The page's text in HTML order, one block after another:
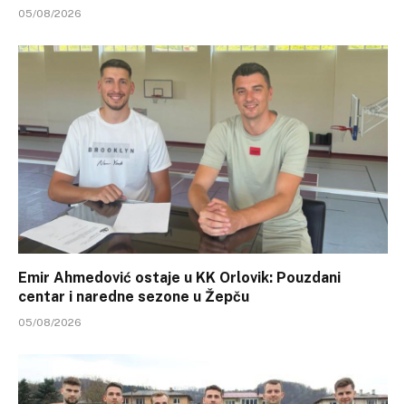
05/08/2026
Emir Ahmedović ostaje u KK Orlovik: Pouzdani
centar i naredne sezone u Žepču
05/08/2026